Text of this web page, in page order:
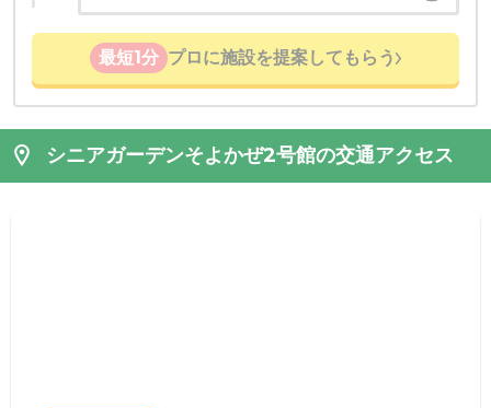
最短1分 プロに施設を提案してもらう
シニアガーデンそよかぜ2号館の交通アクセス